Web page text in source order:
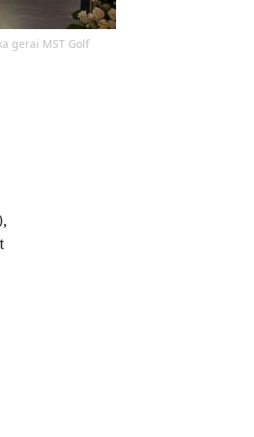
gerai MST Golf